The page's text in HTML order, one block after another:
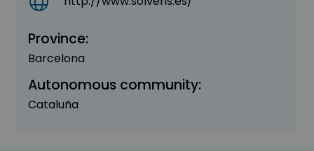
Province:
Barcelona
Autonomous community:
Cataluña